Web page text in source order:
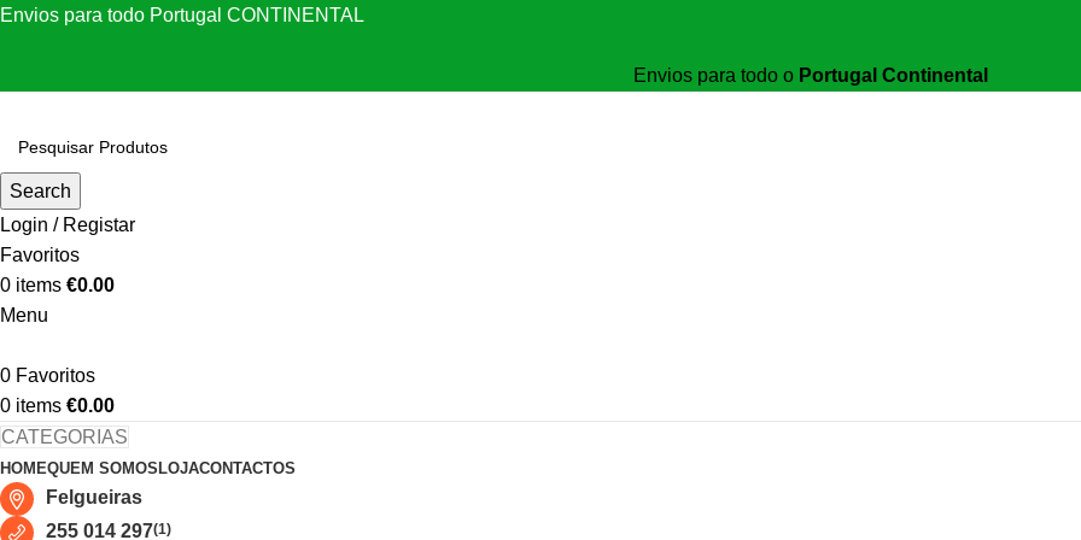
Envios para todo Portugal CONTINENTAL
Envios para todo o Portugal Continental
Search
Login / Registar
Favoritos
0 items €0.00
Menu
0 Favoritos
0 items €0.00
CATEGORIAS
HOMEQUEM SOMOS LOJACONTACTOS
Felgueiras
255 014 297(1)